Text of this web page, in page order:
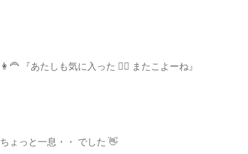
👩‍🦰 『あたしも気に入った 🙆‍♀️ またこよーね』
ちょっと一息・・ でした 👋